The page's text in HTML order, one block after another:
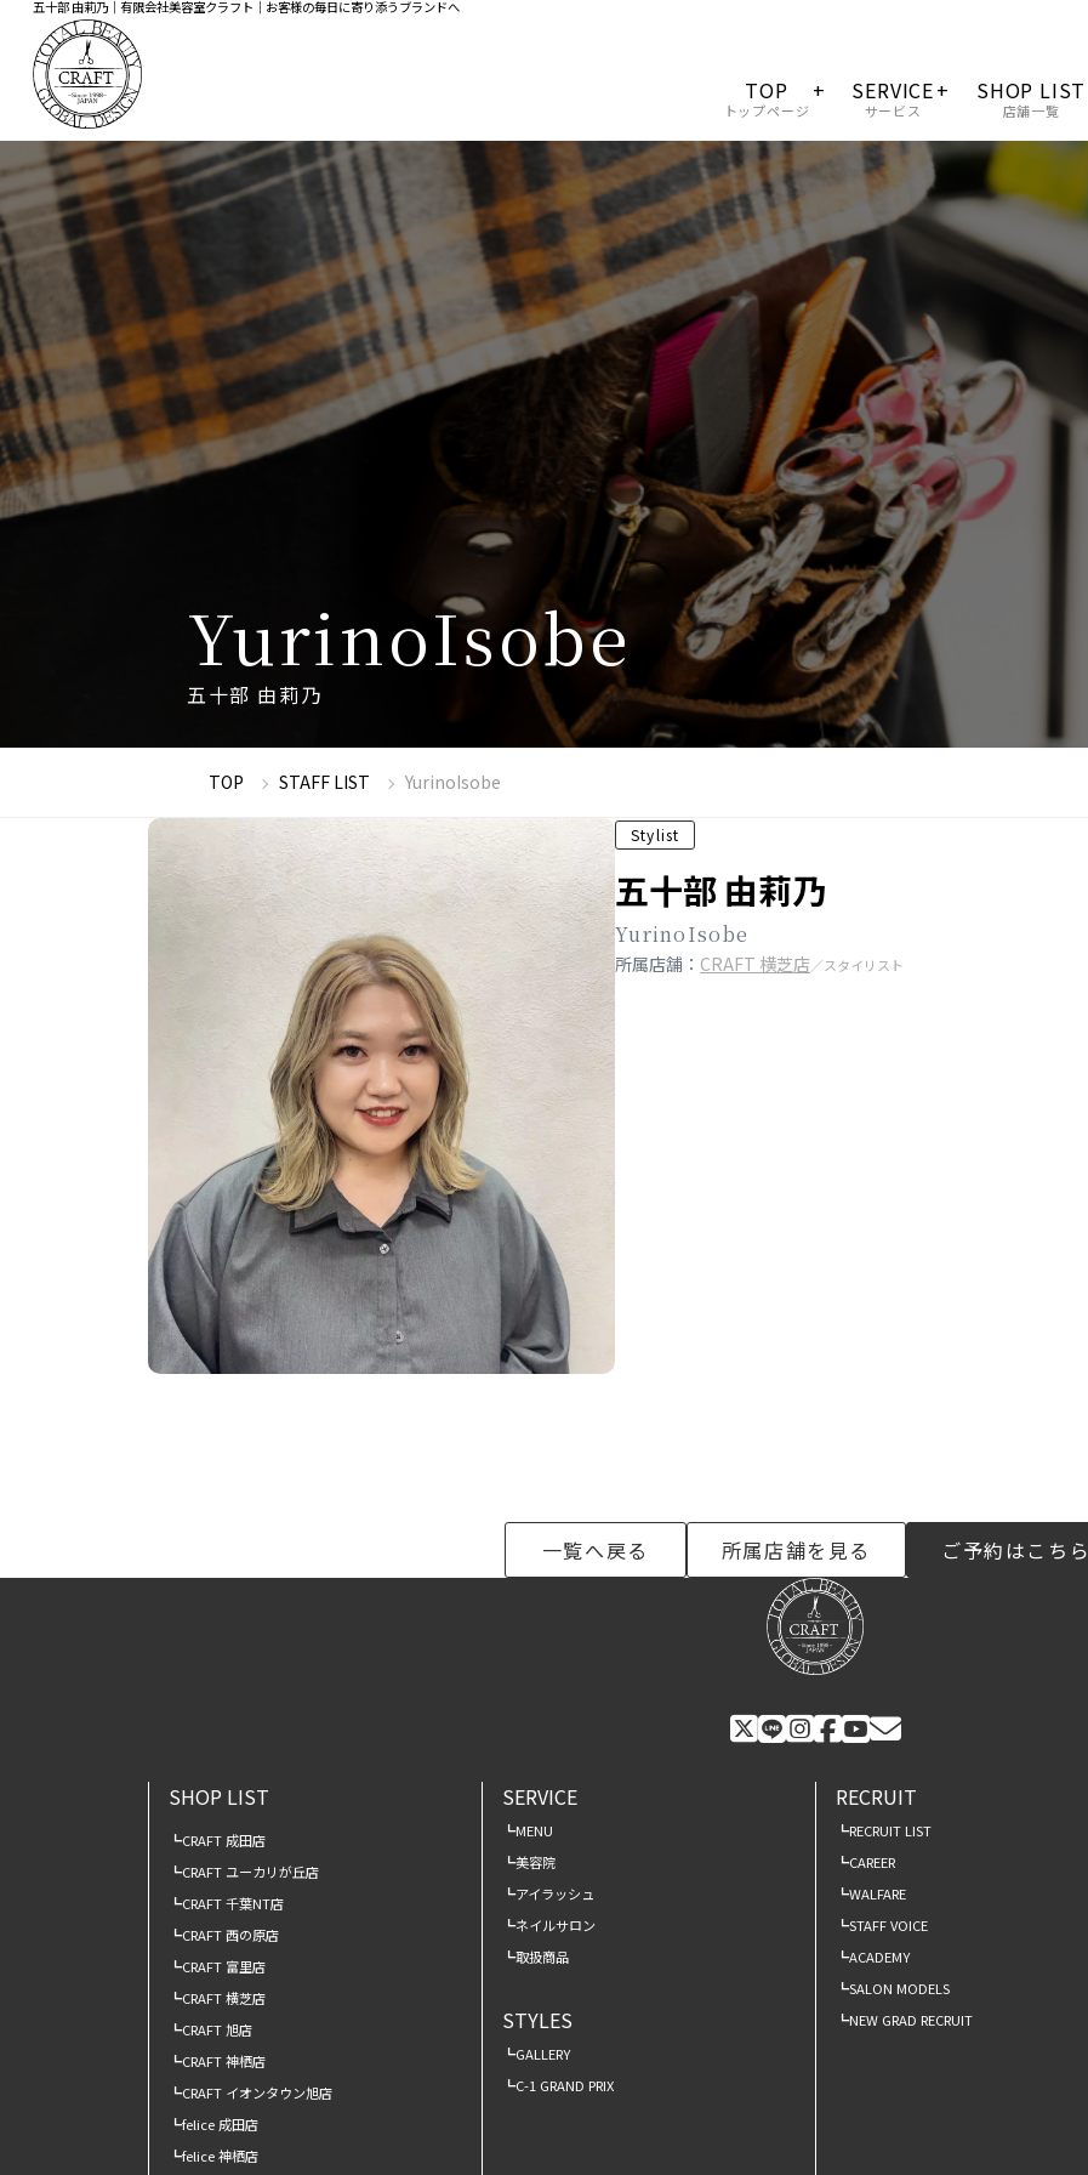
五十部 由莉乃｜有限会社美容室クラフト｜お客様の毎日に寄り添うブランドへ
TOP
トップページ
会社概要
サロンクオリティー
SERVICE
サービス
料金一覧
SHOP LIST
店舗一覧
YurinoIsobe
五十部 由莉乃
TOP STAFF LIST YurinoIsobe
Stylist
五十部 由莉乃
YurinoIsobe
所属店舗： CRAFT 横芝店／スタイリスト
一覧へ戻る 所属店舗を見る ご予約はこちら
SHOP LIST
CRAFT 成田店
CRAFT ユーカリが丘店
CRAFT 千葉NT店
CRAFT 西の原店
CRAFT 富里店
CRAFT 横芝店
CRAFT 旭店
CRAFT 神栖店
CRAFT イオンタウン旭店
felice 成田店
felice 神栖店
SERVICE
MENU
美容院
アイラッシュ
ネイルサロン
取扱商品
STYLES
GALLERY
C-1 GRAND PRIX
RECRUIT
RECRUIT LIST
CAREER
WALFARE
STAFF VOICE
ACADEMY
SALON MODELS
NEW GRAD RECRUIT